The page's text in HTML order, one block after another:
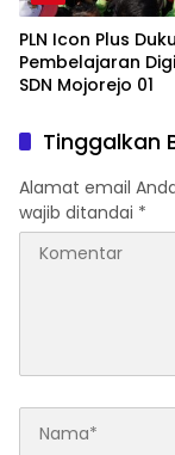
PLN Icon Plus
Pembelajaran
SDN Mojorejo 01
Tinggalkan
Alamat email
wajib ditandai *